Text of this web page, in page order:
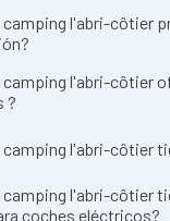
l'abri-côtier
l'abri-côtier
?
camping l'abri-côtier
l'abri-côtier
coches eléctricos?